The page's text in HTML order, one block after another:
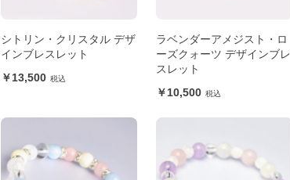
シトリン・クリスタル デザ
インブレスレット
13,500
ラベンダーアメジスト・ロ
ーズクォーツ デザインブレ
スレット
10,500